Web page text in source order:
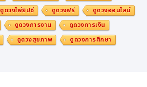
ดูดวงไพ่ยิปซี ดูดวงฟรี
ดูดวงออนไลน์
ดูดวงการงาน
ดูดวงการเงิน
ดูดวงสุขภาพ ดูดวงการศึกษา